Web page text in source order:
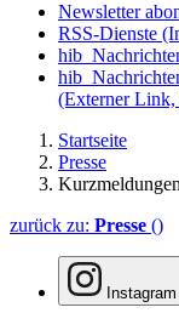
Newsletter
RSS-Dienste
(Externer Link,
Startseite
Presse
zurück zu: Presse ()
Instagram